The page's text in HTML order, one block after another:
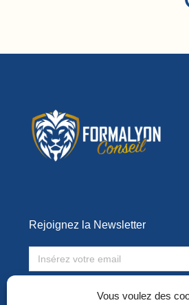
Vous voulez des
Rejoignez la Newsletter
Toute l’actualité de la formation en